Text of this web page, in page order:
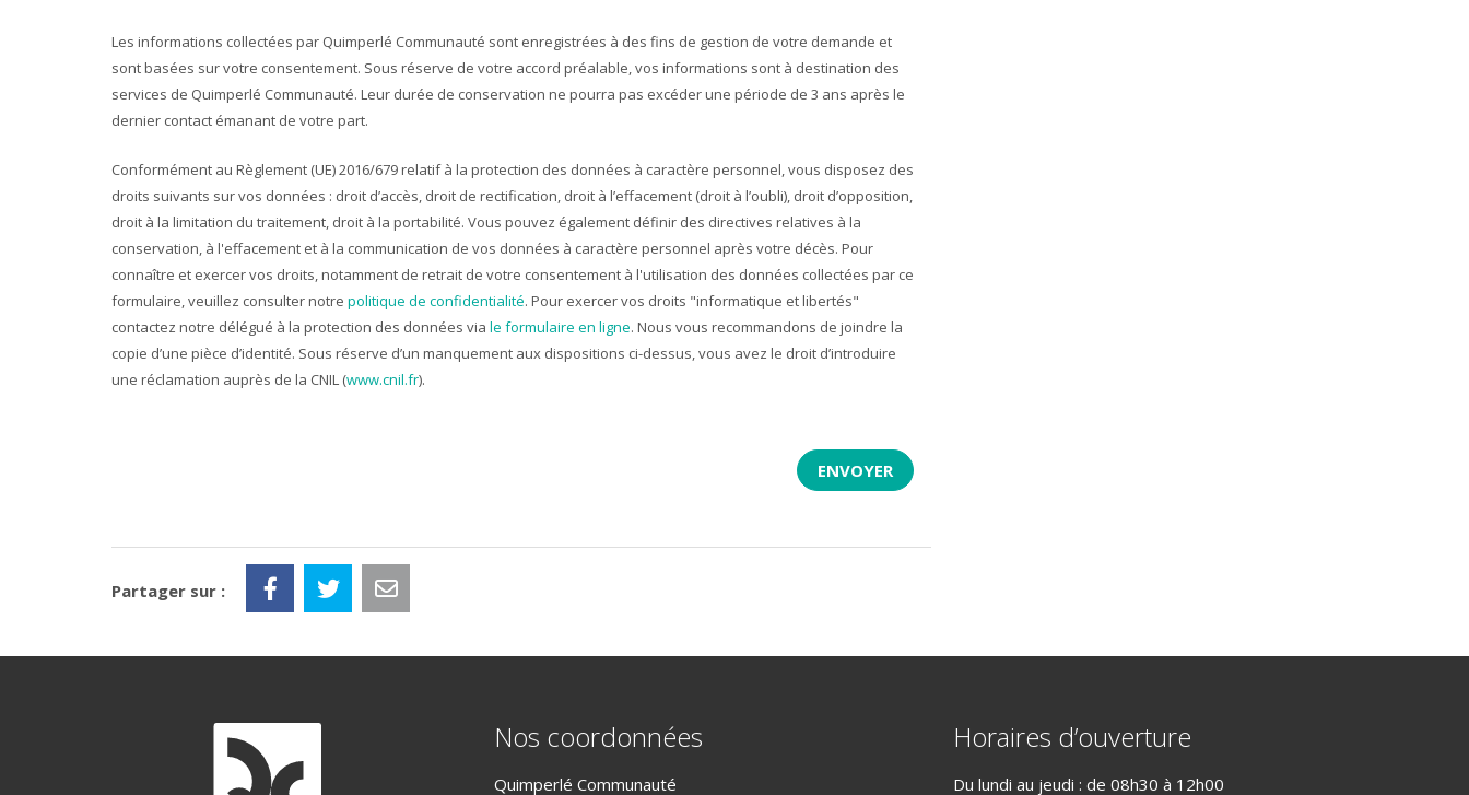
Les informations collectées par Quimperlé Communauté sont enregistrées à des fins de gestion de votre demande et
sont basées sur votre consentement. Sous réserve de votre accord préalable, vos informations sont à destination des
services de Quimperlé Communauté. Leur durée de conservation ne pourra pas excéder une période de 3 ans après le
dernier contact émanant de votre part.
Conformément au Règlement (UE) 2016/679 relatif à la protection des données à caractère personnel, vous disposez des
droits suivants sur vos données : droit d’accès, droit de rectification, droit à l’effacement (droit à l’oubli), droit d’opposition,
droit à la limitation du traitement, droit à la portabilité. Vous pouvez également définir des directives relatives à la
conservation, à l'effacement et à la communication de vos données à caractère personnel après votre décès. Pour
connaître et exercer vos droits, notamment de retrait de votre consentement à l'utilisation des données collectées par ce
formulaire, veuillez consulter notre politique de confidentialité. Pour exercer vos droits "informatique et libertés"
contactez notre délégué à la protection des données via le formulaire en ligne. Nous vous recommandons de joindre la
copie d’une pièce d’identité. Sous réserve d’un manquement aux dispositions ci-dessus, vous avez le droit d’introduire
une réclamation auprès de la CNIL (www.cnil.fr).
Partager sur :
Nos coordonnées
Quimperlé Communauté
Horaires d’ouverture
Du lundi au jeudi : de 08h30 à 12h00